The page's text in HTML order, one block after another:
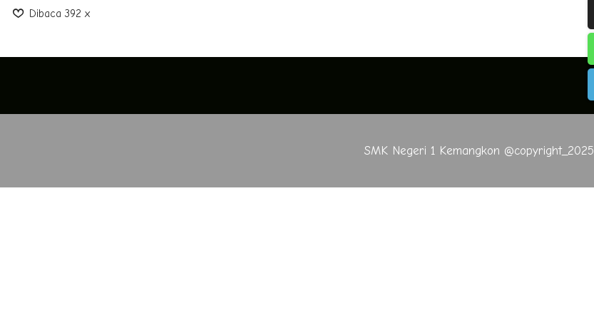
Dibaca 392 x
SMK Negeri 1 Kemangkon @copyright_2025